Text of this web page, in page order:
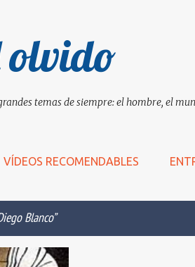
olvido
temas de siempre: el hombre, el
VÍDEOS RECOMENDABLES
Blanco